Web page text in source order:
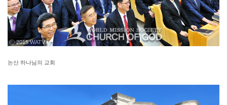
ⓒ 2015 WATV
논산 하나님의 교회